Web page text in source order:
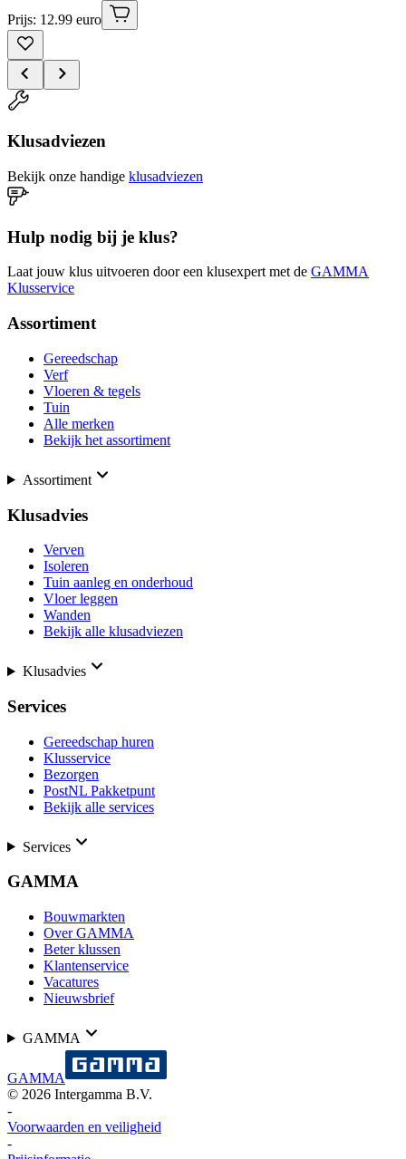
Prijs: 12.99 euro
Klusadviezen
Bekijk onze handige klusadviezen
Hulp nodig bij je klus?
Laat jouw klus uitvoeren door een klusexpert met de GAMMA
Klusservice
Assortiment
Gereedschap
Verf
Vloeren & tegels
Tuin
Alle merken
Bekijk het assortiment
Assortiment
Klusadvies
Verven
Isoleren
Tuin aanleg en onderhoud
Vloer leggen
Wanden
Bekijk alle klusadviezen
Klusadvies
Services
Gereedschap huren
Klusservice
Bezorgen
PostNL Pakketpunt
Bekijk alle services
Services
GAMMA
Bouwmarkten
Over GAMMA
Beter klussen
Klantenservice
Vacatures
Nieuwsbrief
GAMMA
GAMMA
© 2026 Intergamma B.V.
-
Voorwaarden en veiligheid
-